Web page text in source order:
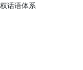
话语体系